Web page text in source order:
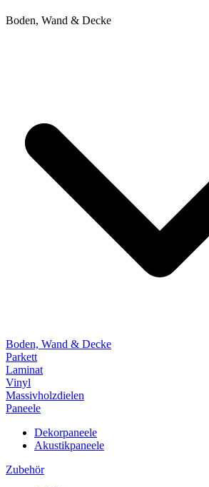
Boden, Wand & Decke
Boden, Wand & Decke
Parkett
Laminat
Vinyl
Massivholzdielen
Paneele
Dekorpaneele
Akustikpaneele
Zubehör